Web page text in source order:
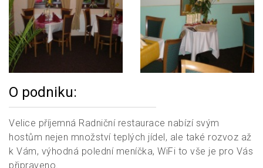
O podniku:
Velice příjemná Radniční restaurace nabízí svým
hostům nejen množství teplých jídel, ale také rozvoz až
k Vám, výhodná polední meníčka, WiFi to vše je pro Vás
připraveno.